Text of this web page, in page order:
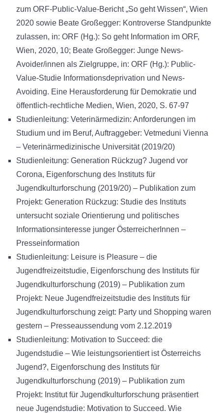
zum ORF-Public-Value-Bericht „So geht Wissen“, Wien
2020 sowie Beate Großegger: Kontroverse Standpunkte
zulassen, in: ORF (Hg.): So geht Information im ORF,
Wien, 2020, 10; Beate Großegger: Junge News-
Avoider/innen als Zielgruppe, in: ORF (Hg.): Public-
Value-Studie Informationsdeprivation und News-
Avoiding. Eine Herausforderung für Demokratie und
öffentlich-rechtliche Medien, Wien, 2020, S. 67-97
Studienleitung: Veterinärmedizin: Anforderungen im
Studium und im Beruf, Auftraggeber: Vetmeduni Vienna
– Veterinärmedizinische Universität (2019/20)
Studienleitung: Generation Rückzug? Jugend vor
Corona, Eigenforschung des Instituts für
Jugendkulturforschung (2019/20) – Publikation zum
Projekt: Generation Rückzug: Studie des Instituts
untersucht soziale Orientierung und politisches
Informationsinteresse junger ÖsterreicherInnen –
Presseinformation
Studienleitung: Leisure is Pleasure – die
Jugendfreizeitstudie, Eigenforschung des Instituts für
Jugendkulturforschung (2019) – Publikation zum
Projekt: Neue Jugendfreizeitstudie des Instituts für
Jugendkulturforschung zeigt: Party und Shopping waren
gestern – Presseaussendung vom 2.12.2019
Studienleitung: Motivation to Succeed: die
Jugendstudie – Wie leistungsorientiert ist Österreichs
Jugend?, Eigenforschung des Instituts für
Jugendkulturforschung (2019) – Publikation zum
Projekt: Institut für Jugendkulturforschung präsentiert
neue Jugendstudie: Motivation to Succeed. Wie